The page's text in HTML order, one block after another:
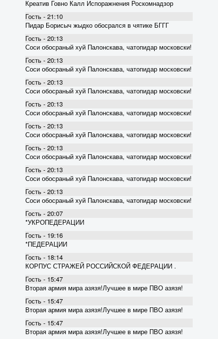
Креатив Говно Калл Испоражнения Роскомнадзор
Гость - 21:10
Пидар Борисыч жыдко обосрался в чятике БГГГ
Гость - 20:13
Соси обосраный хуй Палонскава, чатопидар московски!
Гость - 20:13
Соси обосраный хуй Палонскава, чатопидар московски!
Гость - 20:13
Соси обосраный хуй Палонскава, чатопидар московски!
Гость - 20:13
Соси обосраный хуй Палонскава, чатопидар московски!
Гость - 20:13
Соси обосраный хуй Палонскава, чатопидар московски!
Гость - 20:13
Соси обосраный хуй Палонскава, чатопидар московски!
Гость - 20:13
Соси обосраный хуй Палонскава, чатопидар московски!
Гость - 20:13
Соси обосраный хуй Палонскава, чатопидар московски!
Гость - 20:07
*УКРОПЕДЕРАЦИИ
Гость - 19:16
*ПЕДЕРАЦИИ
Гость - 18:14
КОРПУС СТРАЖЕЙ РОССИЙСКОЙ ФЕДЕРАЦИИ .
Гость - 15:47
Вторая армия мира азязя!Лучшее в мире ПВО азязя!
Гость - 15:47
Вторая армия мира азязя!Лучшее в мире ПВО азязя!
Гость - 15:47
Вторая армия мира азязя!Лучшее в мире ПВО азязя!